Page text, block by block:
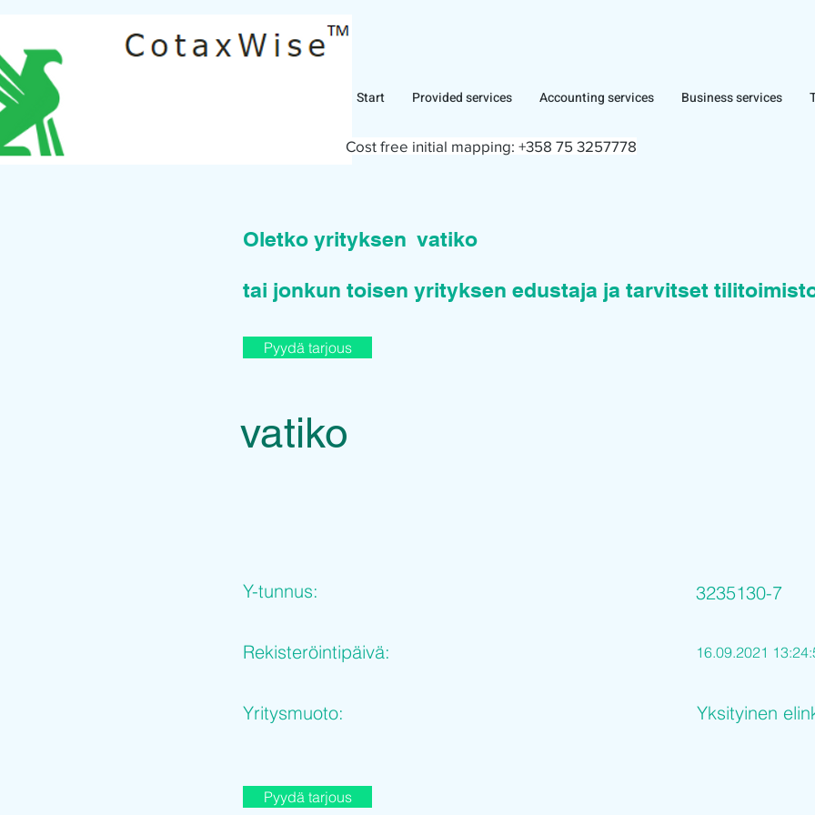
Start Provided services Accounting services Business services
Cost free initial mapping: +358 75 3257778
Oletko yrityksen vatiko
tai jonkun toisen yrityksen edustaja ja tarvitset
Pyydä tarjous
vatiko
Y-tunnus:
Rekisteröintipäivä:
Yritysmuoto:
3235130-7
16.09.2021
Yksityinen
Pyydä tarjous